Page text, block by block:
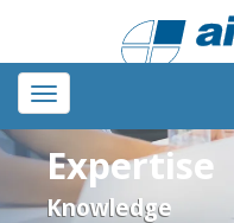
Toggle
navigation
Expertise
Knowledge